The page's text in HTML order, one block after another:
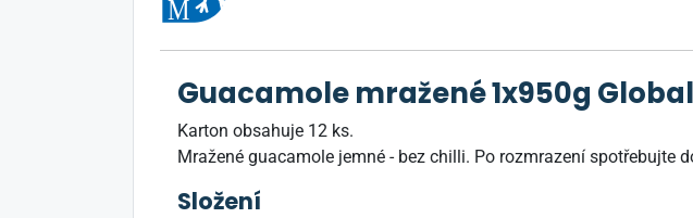
Guacamole mražené 1x950g
Karton obsahuje 12 ks.
Mražené guacamole jemné - bez chilli. Po rozmrazení spotřebujte
Složení